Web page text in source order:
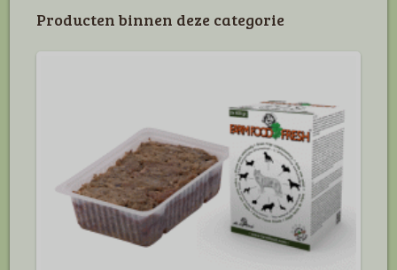
Producten binnen deze categorie